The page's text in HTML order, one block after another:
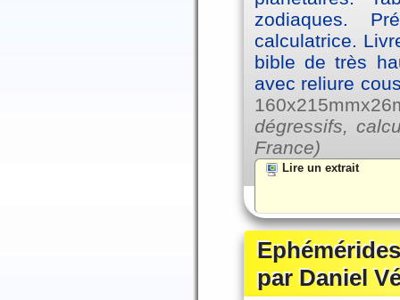
zodiaques.
calculatrice.
bible de très
avec reliure
dégressifs,
France)
Lire un extrait
par Daniel